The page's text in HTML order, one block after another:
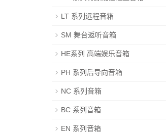
LT 系列远程音箱
SM 舞台返听音箱
HE系列 高端娱乐音箱
PH 系列后导向音箱
NC 系列音箱
BC 系列音箱
EN 系列音箱